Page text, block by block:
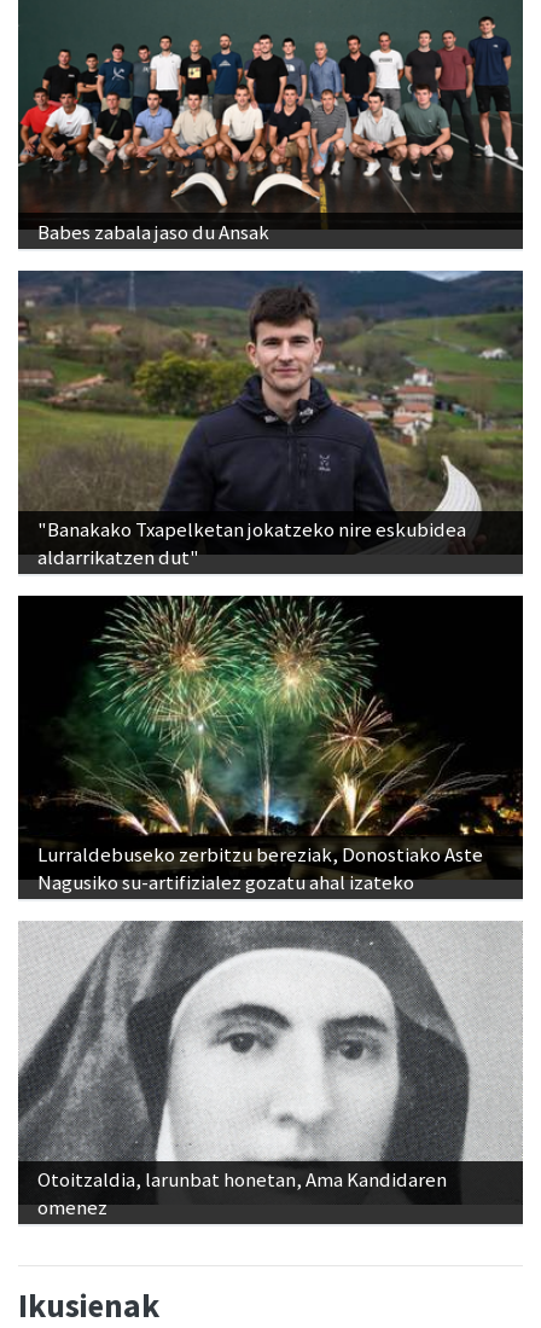
Babes zabala jaso du Ansak
"Banakako Txapelketan jokatzeko nire eskubidea
aldarrikatzen dut"
Lurraldebuseko zerbitzu bereziak, Donostiako Aste
Nagusiko su-artifizialez gozatu ahal izateko
Otoitzaldia, larunbat honetan, Ama Kandidaren
omenez
Ikusienak